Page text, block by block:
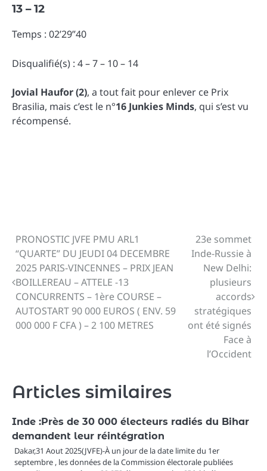
13 – 12
Temps : 02’29”40
Disqualifié(s) : 4 – 7 – 10 – 14
Jovial Haufor (2), a tout fait pour enlever ce Prix
Brasilia, mais c’est le n°16 Junkies Minds, qui s’est vu
récompensé.
Navigation
de
l’article
PRONOSTIC JVFE PMU ARL1
“QUARTE” DU JEUDI 04 DECEMBRE
2025 PARIS-VINCENNES – PRIX JEAN
BOILLEREAU – ATTELE -13
CONCURRENTS – 1ère COURSE –
AUTOSTART 90 000 EUROS ( ENV. 59
000 000 F CFA ) – 2 100 METRES
23e sommet
Inde-Russie à
New Delhi:
plusieurs
accords
stratégiques
ont été signés
Face à
l’Occident
Articles similaires
Inde :Près de 30 000 électeurs radiés du Bihar
demandent leur réintégration
Dakar,31 Aout 2025(JVFE)-À un jour de la date limite du 1er
septembre , les données de la Commission électorale publiées